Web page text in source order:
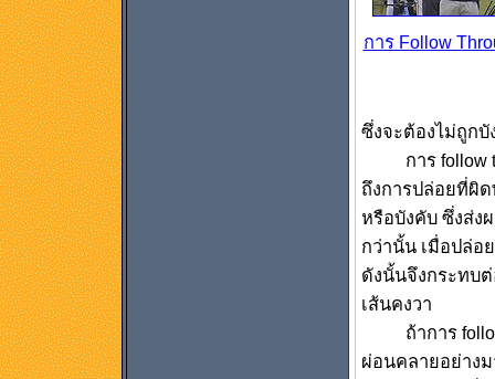
การ Follow
ซึ่งจะต้องไม่ถูกบั
การ follow
ถึงการปล่อยที่ผิ
หรือบังคับ ซึ่งส่ง
กว่านั้น เมื่อปล่
ดังนั้นจึงกระทบ
เส้นคงวา
ถ้าการ follow
ผ่อนคลายอย่าง